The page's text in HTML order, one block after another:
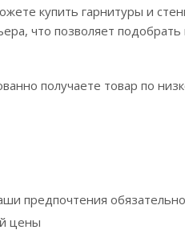
купить гарнитуры и
что позволяет
получаете товар по
предпочтения
цены